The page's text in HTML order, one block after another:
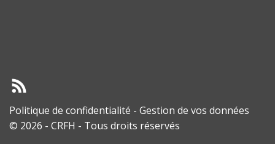
Politique de confidentialité - Gestion de vos données
© 2026 - CRFH - Tous droits réservés